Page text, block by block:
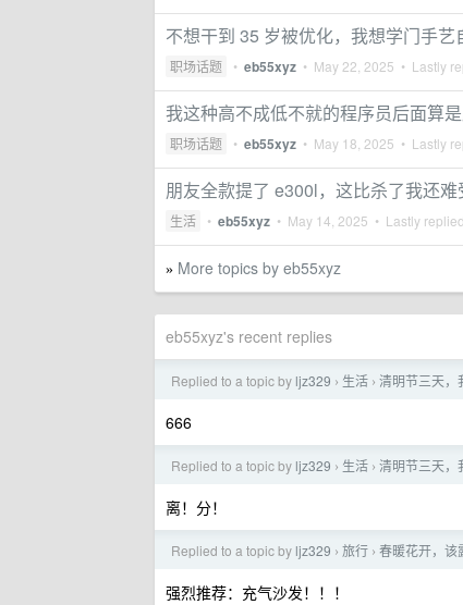
不想干到 35 岁被优化，我想学门手艺
职场话题 • eb55xyz • May 22, 2025 • Lastly
我这种高不成低不就的程序员后面算
职场话题 • eb55xyz • May 18, 2025 • Lastly
朋友全款提了 e300l，这比杀了我还难
生活 • eb55xyz • May 14, 2025 • Lastly
» More topics by eb55xyz
eb55xyz's recent replies
Replied to a topic by ljz329 › 生活 › 清明节三天，
666
Replied to a topic by ljz329 › 生活 › 清明节三天，
离！分！
Replied to a topic by ljz329 › 旅行 › 春暖花开，该
强烈推荐：充气沙发！！！